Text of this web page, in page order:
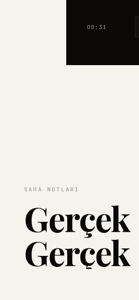
00:31
SAHA NOTLARI